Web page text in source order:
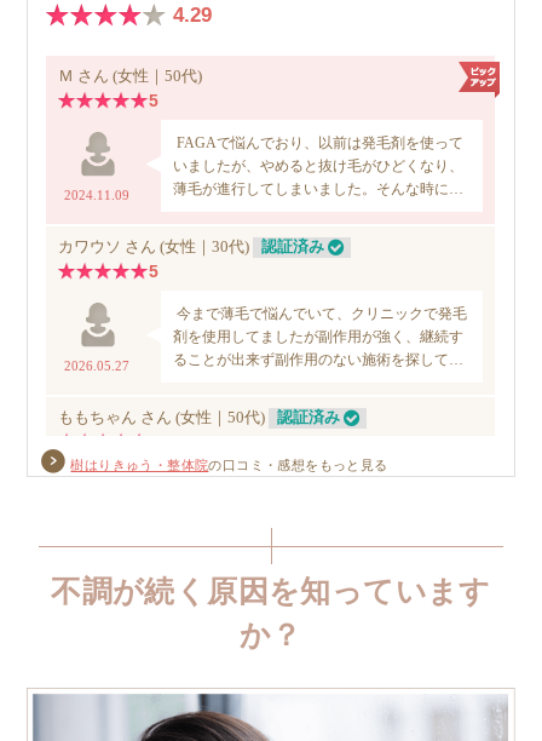
樹はりきゅう・整体院の口コミ・感想をもっと見る
不調が続く原因を知っています
か？